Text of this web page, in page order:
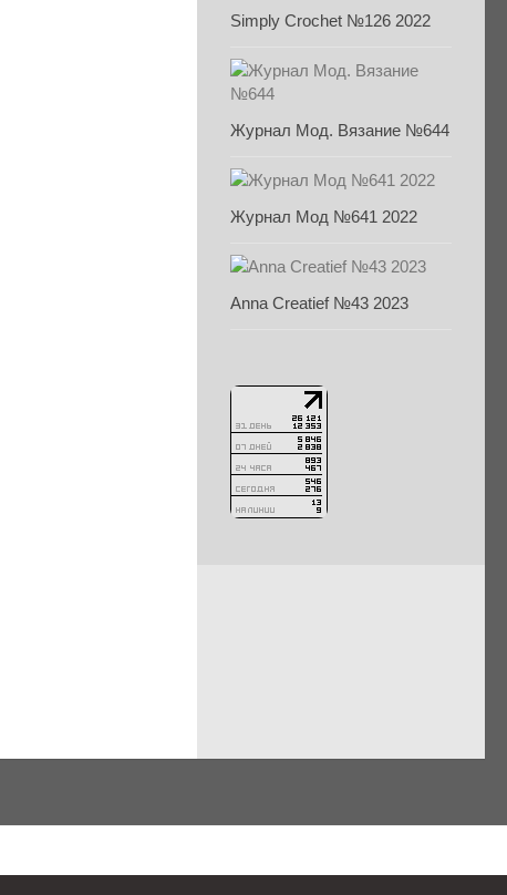
Simply Crochet №126 2022
Журнал Мод. Вязание №644
Журнал Мод №641 2022
Anna Creatief №43 2023